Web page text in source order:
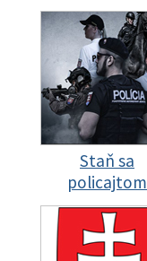
Staň sa
policajtom